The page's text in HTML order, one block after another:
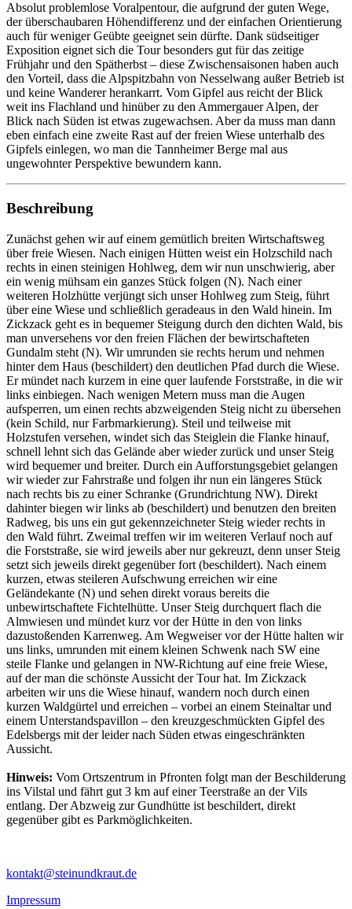
Absolut problemlose Voralpentour, die aufgrund der guten Wege,
der überschaubaren Höhendifferenz und der einfachen Orientierung
auch für weniger Geübte geeignet sein dürfte. Dank südseitiger
Exposition eignet sich die Tour besonders gut für das zeitige
Frühjahr und den Spätherbst – diese Zwischensaisonen haben auch
den Vorteil, dass die Alpspitzbahn von Nesselwang außer Betrieb ist
und keine Wanderer herankarrt. Vom Gipfel aus reicht der Blick
weit ins Flachland und hinüber zu den Ammergauer Alpen, der
Blick nach Süden ist etwas zugewachsen. Aber da muss man dann
eben einfach eine zweite Rast auf der freien Wiese unterhalb des
Gipfels einlegen, wo man die Tannheimer Berge mal aus
ungewohnter Perspektive bewundern kann.
Beschreibung
Zunächst gehen wir auf einem gemütlich breiten Wirtschaftsweg
über freie Wiesen. Nach einigen Hütten weist ein Holzschild nach
rechts in einen steinigen Hohlweg, dem wir nun unschwierig, aber
ein wenig mühsam ein ganzes Stück folgen (N). Nach einer
weiteren Holzhütte verjüngt sich unser Hohlweg zum Steig, führt
über eine Wiese und schließlich geradeaus in den Wald hinein. Im
Zickzack geht es in bequemer Steigung durch den dichten Wald, bis
man unversehens vor den freien Flächen der bewirtschafteten
Gundalm steht (N). Wir umrunden sie rechts herum und nehmen
hinter dem Haus (beschildert) den deutlichen Pfad durch die Wiese.
Er mündet nach kurzem in eine quer laufende Forststraße, in die wir
links einbiegen. Nach wenigen Metern muss man die Augen
aufsperren, um einen rechts abzweigenden Steig nicht zu übersehen
(kein Schild, nur Farbmarkierung). Steil und teilweise mit
Holzstufen versehen, windet sich das Steiglein die Flanke hinauf,
schnell lehnt sich das Gelände aber wieder zurück und unser Steig
wird bequemer und breiter. Durch ein Aufforstungsgebiet gelangen
wir wieder zur Fahrstraße und folgen ihr nun ein längeres Stück
nach rechts bis zu einer Schranke (Grundrichtung NW). Direkt
dahinter biegen wir links ab (beschildert) und benutzen den breiten
Radweg, bis uns ein gut gekennzeichneter Steig wieder rechts in
den Wald führt. Zweimal treffen wir im weiteren Verlauf noch auf
die Forststraße, sie wird jeweils aber nur gekreuzt, denn unser Steig
setzt sich jeweils direkt gegenüber fort (beschildert). Nach einem
kurzen, etwas steileren Aufschwung erreichen wir eine
Geländekante (N) und sehen direkt voraus bereits die
unbewirtschaftete Fichtelhütte. Unser Steig durchquert flach die
Almwiesen und mündet kurz vor der Hütte in den von links
dazustoßenden Karrenweg. Am Wegweiser vor der Hütte halten wir
uns links, umrunden mit einem kleinen Schwenk nach SW eine
steile Flanke und gelangen in NW-Richtung auf eine freie Wiese,
auf der man die schönste Aussicht der Tour hat. Im Zickzack
arbeiten wir uns die Wiese hinauf, wandern noch durch einen
kurzen Waldgürtel und erreichen – vorbei an einem Steinaltar und
einem Unterstandspavillon – den kreuzgeschmückten Gipfel des
Edelsbergs mit der leider nach Süden etwas eingeschränkten
Aussicht.
Hinweis: Vom Ortszentrum in Pfronten folgt man der Beschilderung
ins Vilstal und fährt gut 3 km auf einer Teerstraße an der Vils
entlang. Der Abzweig zur Gundhütte ist beschildert, direkt
gegenüber gibt es Parkmöglichkeiten.
kontakt@steinundkraut.de
Impressum